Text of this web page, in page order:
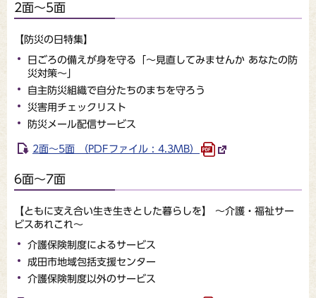
2面～5面
【防災の日特集】
日ごろの備えが身を守る「～見直してみませんか あなたの防
災対策～」
自主防災組織で自分たちのまちを守ろう
災害用チェックリスト
防災メール配信サービス
2面～5面 （PDFファイル : 4.3MB）
6面～7面
【ともに支え合い生き生きとした暮らしを】 ～介護・福祉サー
ビスあれこれ～
介護保険制度によるサービス
成田市地域包括支援センター
介護保険制度以外のサービス